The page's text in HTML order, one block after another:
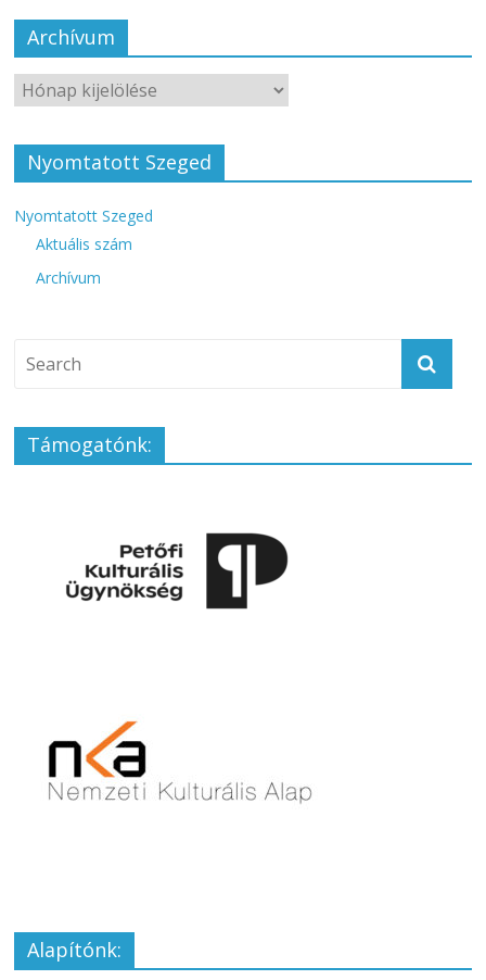
Archívum
Nyomtatott Szeged
Nyomtatott Szeged
Aktuális szám
Archívum
Támogatónk:
Alapítónk: